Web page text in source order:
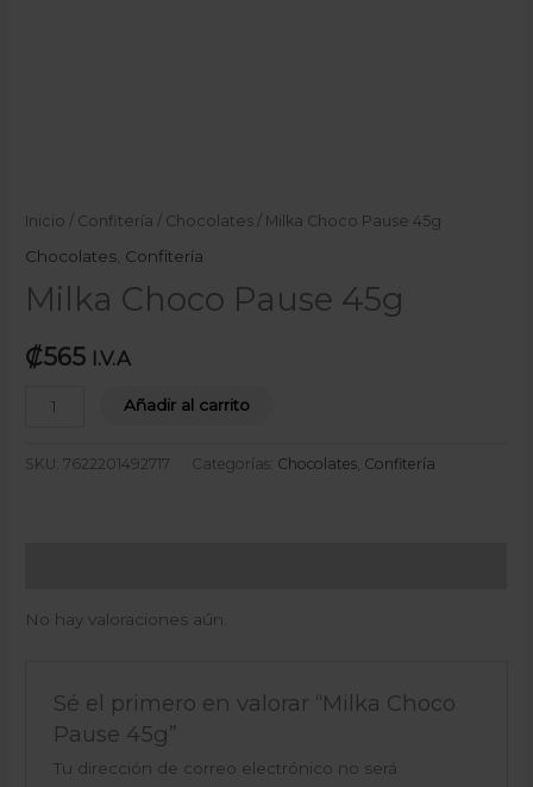
Inicio / Confitería / Chocolates / Milka Choco Pause 45g
Chocolates Confitería
Milka Choco Pause 45g
₡565 I.V.A
Añadir al carrito
SKU:7622201492717 Categorías: Chocolates Confitería
No hay valoraciones aún.
Sé el primero en valorar “Milka Choco
Pause 45g”
Tu dirección de correo electrónico no será